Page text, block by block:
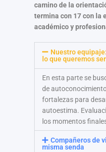
camino de la
termina con 17 con la
académico y
Nuestro
lo que queremos ser
En esta parte se
de
fortalezas para
autoestima.
los momentos
Compañeros de
misma senda